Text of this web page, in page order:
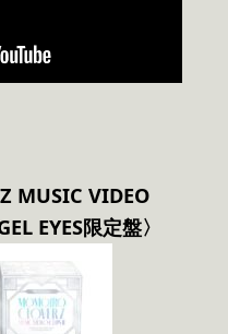
MUSIC VIDEO
EYES限定盤〉